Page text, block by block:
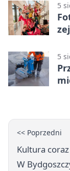
5
5
<< Poprzedni
Kultura
W